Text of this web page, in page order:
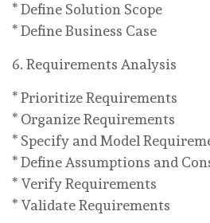
* Define Solution Scope
* Define Business Case
6. Requirements Analysis
* Prioritize Requirements
* Organize Requirements
* Specify and Model
* Define Assumptions and
* Verify Requirements
* Validate Requirements